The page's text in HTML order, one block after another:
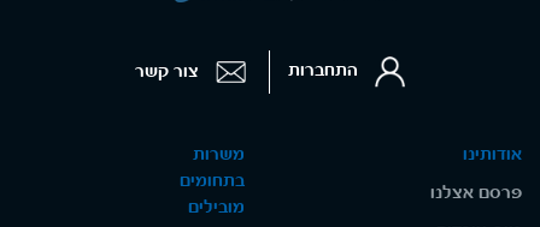
אודותינו
פרסם אצלנו
משרות
בתחומים
מובילים